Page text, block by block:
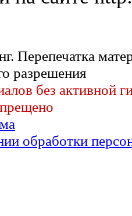
Перепечатка
разрешения
без активной
обработки